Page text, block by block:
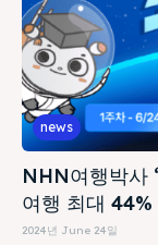
news
NHN여행박사
여행 최대 44%
2024년 June 24일